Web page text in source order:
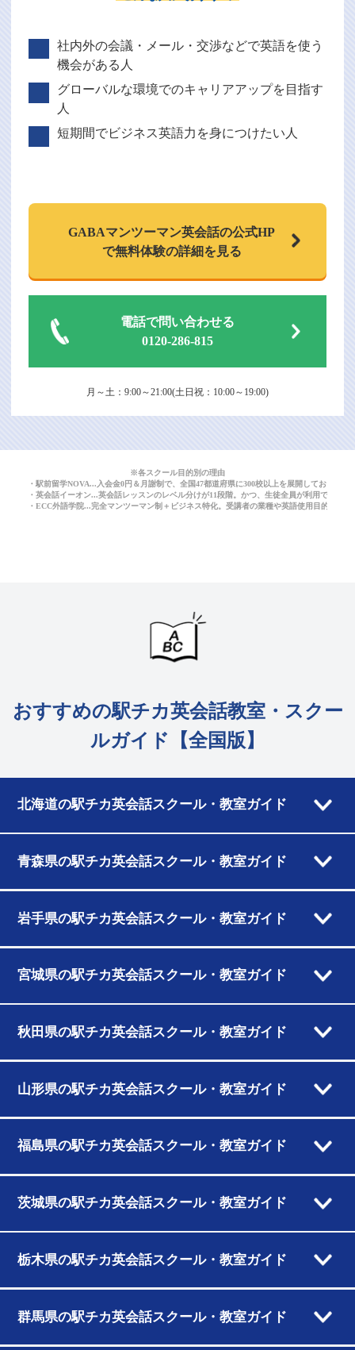
社内外の会議・メール・交渉などで英語を使う
機会がある人
グローバルな環境でのキャリアアップを目指す
人
短期間でビジネス英語力を身につけたい人
GABAマンツーマン英会話の公式HP
で無料体験の詳細を見る
電話で問い合わせる
0120-286-815
月～土：9:00～21:00(土日祝：10:00～19:00)
※各スクール目的別の理由
・駅前留学NOVA...入会金0円＆月謝制で、全国47都道府県に300校以上を展開しており、
・英会話イーオン...英会話レッスンのレベル分けが11段階。かつ、生徒全員が利用できる
・ECC外語学院...完全マンツーマン制＋ビジネス特化。受講者の業種や英語使用目的に応
おすすめの駅チカ英会話教室・スクー
ルガイド【全国版】
北海道の駅チカ英会話スクール・教室ガイド
青森県の駅チカ英会話スクール・教室ガイド
岩手県の駅チカ英会話スクール・教室ガイド
宮城県の駅チカ英会話スクール・教室ガイド
秋田県の駅チカ英会話スクール・教室ガイド
山形県の駅チカ英会話スクール・教室ガイド
福島県の駅チカ英会話スクール・教室ガイド
茨城県の駅チカ英会話スクール・教室ガイド
栃木県の駅チカ英会話スクール・教室ガイド
群馬県の駅チカ英会話スクール・教室ガイド